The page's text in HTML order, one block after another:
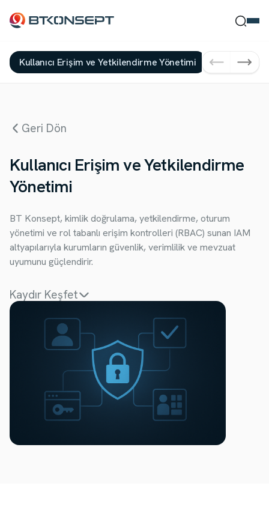
Ne Bulmak İstersin?
Ara
Kullanıcı Erişim ve Yetkilendirme Yönetimi Bilişim
Geri Dön
Kullanıcı Erişim ve Yetkilendirme
Yönetimi
BT Konsept, kimlik doğrulama, yetkilendirme, oturum
yönetimi ve rol tabanlı erişim kontrolleri (RBAC) sunan IAM
altyapılarıyla kurumların güvenlik, verimlilik ve mevzuat
uyumunu güçlendirir.
Kaydır Keşfet